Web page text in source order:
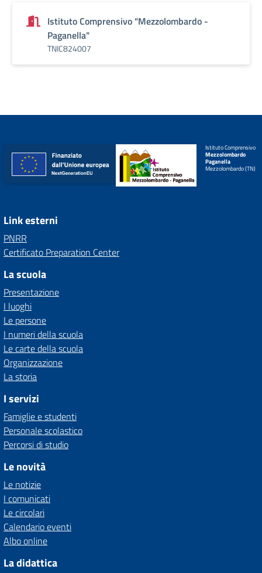
Istituto Comprensivo "Mezzolombardo -
Paganella"
TNIC824007
Istituto Comprensivo
Mezzolombardo
Paganella
Mezzolombardo (TN)
Link esterni
PNRR
Certificato Preparation Center
La scuola
Presentazione
I luoghi
Le persone
I numeri della scuola
Le carte della scuola
Organizzazione
La storia
I servizi
Famiglie e studenti
Personale scolastico
Percorsi di studio
Le novità
Le notizie
I comunicati
Le circolari
Calendario eventi
Albo online
La didattica